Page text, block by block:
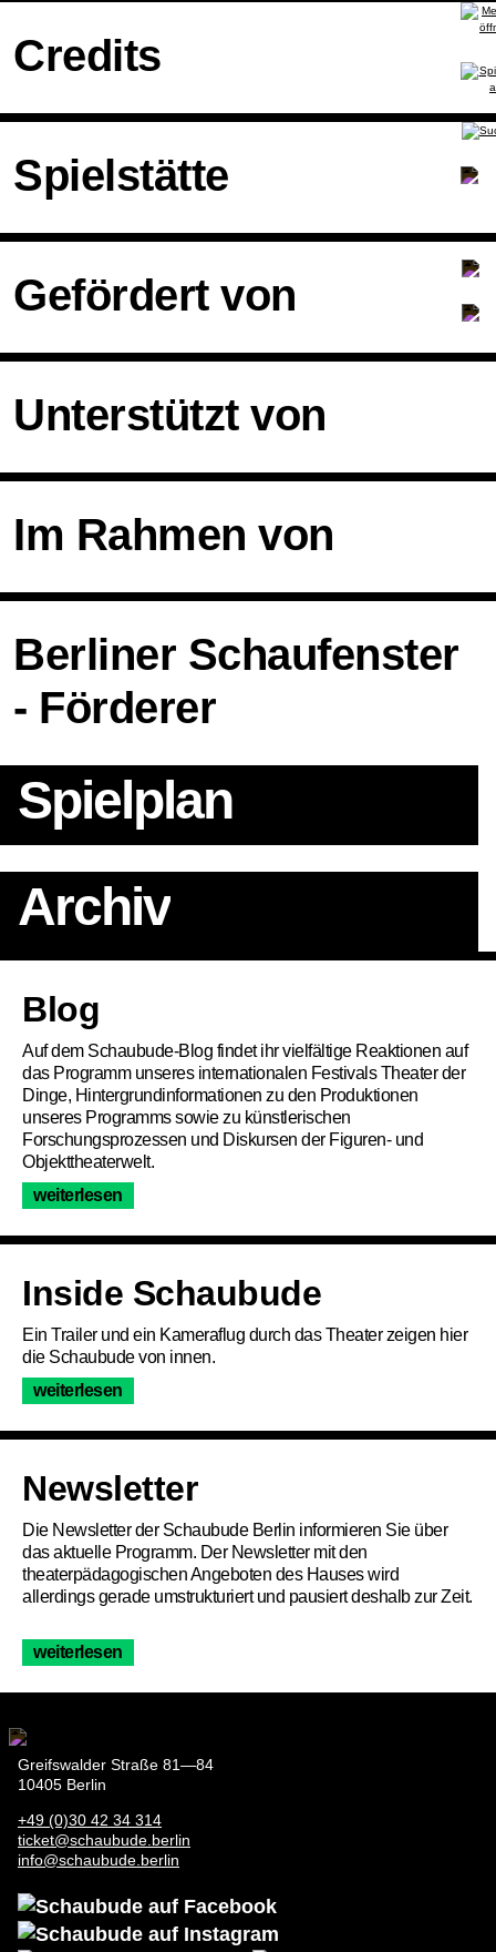
Programm
Ticket
Barrierefreiheit
Über uns
Credits
Spielstätte
Gefördert von
Unterstützt von
Im Rahmen von
Berliner Schaufenster
- Förderer
Spielplan
Archiv
Artikel
Blog
Auf dem Schaubude-Blog findet ihr vielfältige Reaktionen auf
das Programm unseres internationalen Festivals Theater der
Dinge, Hintergrundinformationen zu den Produktionen
unseres Programms sowie zu künstlerischen
Forschungsprozessen und Diskursen der Figuren- und
Objekttheaterwelt.
weiterlesen
Inside Schaubude
Ein Trailer und ein Kameraflug durch das Theater zeigen hier
die Schaubude von innen.
weiterlesen
Newsletter
Die Newsletter der Schaubude Berlin informieren Sie über
das aktuelle Programm. Der Newsletter mit den
theaterpädagogischen Angeboten des Hauses wird
allerdings gerade umstrukturiert und pausiert deshalb zur Zeit.
weiterlesen
Greifswalder Straße 81—84
10405 Berlin
+49 (0)30 42 34 314
ticket@schaubude.berlin
info@schaubude.berlin